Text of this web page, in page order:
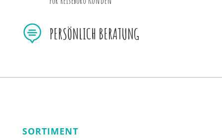
 PERSÖNLICH BERATUNG
SORTIMENT